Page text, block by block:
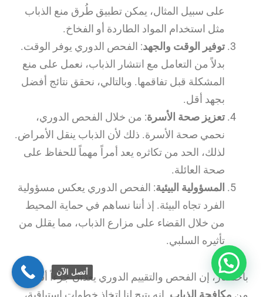
على سبيل المثال، يمكن تطبيق طُرق منع الذباب
مثل استخدام المواد الطاردة أو الفخاخ.
توفير الوقت والجهد: الفحص الدوري يوفر الوقت.
بدلاً من التعامل مع انتشار الذباب، نعمل على منع
المشكلة قبل تفاقمها. وبالتالي، نحقق نتائج أفضل
بجهد أقل.
تعزيز صحة الأسرة: من خلال الفحص الدوري،
نحمي صحة الأسرة. ذلك لأن الذباب ينقل الأمراض.
لذلك، الحد من تكاثره يعد أمراً مهماً للحفاظ على
صحة العائلة.
المسؤولية البيئية: الفحص الدوري يعكس مسؤولية
الفرد تجاه البيئة. إذ أننا نساهم في حماية المحيط
من خلال القضاء على مزارع الذباب، مما يقلل من
تأثيره السلبي.
باختصار، إن الفحص والتقييم الدوري يعدان جزءاً أساسياً
من مكافحة الذباب . إنه يتيح لنا اتخاذ خطوات استباقية،
أتصل الآن